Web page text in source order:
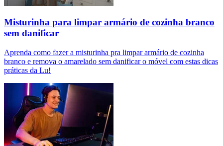
Misturinha para limpar armário de cozinha branco
sem danificar
Aprenda como fazer a misturinha pra limpar armário de cozinha
branco e remova o amarelado sem danificar o móvel com estas dicas
práticas da Lu!